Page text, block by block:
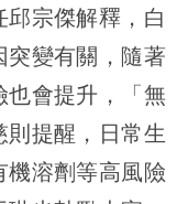
宗傑解釋，白
突變有關，隨著
會提升，「無
提醒，日常生
溶劑等高風險